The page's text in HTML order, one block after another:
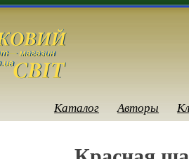
Каталог Авторы